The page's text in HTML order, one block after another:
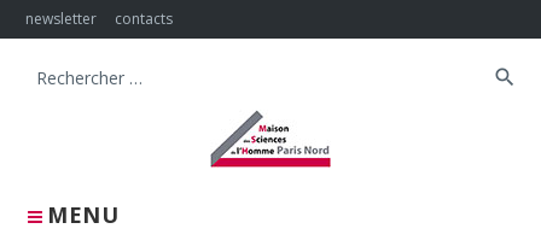
Skip
to
newsletter contacts
MENU
Search
search